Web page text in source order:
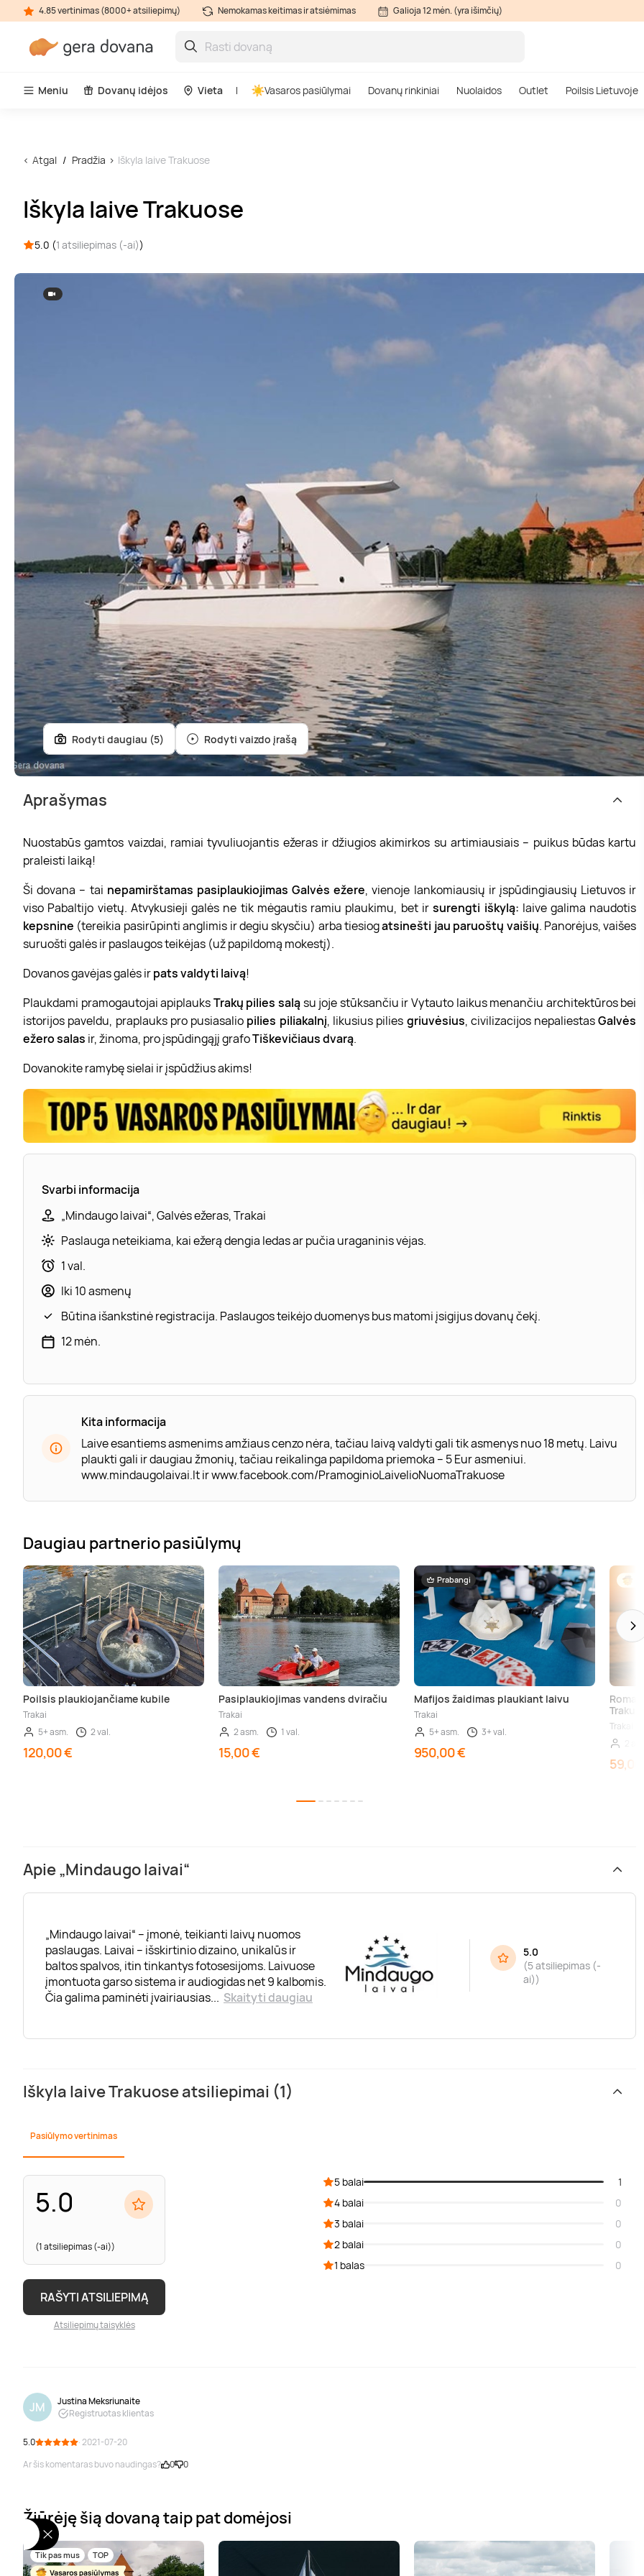
4.85 vertinimas (8000+ atsiliepimų) Nemokamas keitimas ir atsiėmimas Galioja 12 mėn. (yra išimčių)
Meniu Dovanų idėjos Vieta Vasaros pasiūlymai Dovanų rinkiniai Nuolaidos Outlet Poilsis Lietuvoje
Atgal Pradžia Iškyla laive Trakuose
Iškyla laive Trakuose
5.0 (1 atsiliepimas (-ai))
Rodyti daugiau (5) Rodyti vaizdo įrašą
Aprašymas
Nuostabūs gamtos vaizdai, ramiai tyvuliuojantis ežeras ir džiugios akimirkos su artimiausiais – puikus būdas kartu
praleisti laiką!
Ši dovana – tai nepamirštamas pasiplaukiojimas Galvės ežere, vienoje lankomiausių ir įspūdingiausių Lietuvos ir
viso Pabaltijo vietų. Atvykusieji galės ne tik mėgautis ramiu plaukimu, bet irsurengti iškylą: laive galima naudotis
kepsnine (tereikia pasirūpinti anglimis ir degiu skysčiu) arba tiesiogatsinešti jau paruoštų vaišių. Panorėjus, vaišes
suruošti galės ir paslaugos teikėjas (už papildomą mokestį).
Dovanos gavėjas galės irpats valdyti laivą!
Plaukdami pramogautojai apiplauksTrakų pilies saląsu joje stūksančiu ir Vytauto laikus menančiu architektūros bei
istorijos paveldu, praplauks pro pusiasalio pilies piliakalnį, likusius pilies griuvėsius, civilizacijos nepaliestasGalvės
ežero salas ir, žinoma, pro įspūdingąjį grafoTiškevičiaus dvarą.
Dovanokite ramybę sielai ir įspūdžius akims!
Svarbi informacija
„Mindaugo laivai“, Galvės ežeras, Trakai
Paslauga neteikiama, kai ežerą dengia ledas ar pučia uraganinis vėjas.
1 val.
Iki 10 asmenų
Būtina išankstinė registracija. Paslaugos teikėjo duomenys bus matomi įsigijus dovanų čekį.
12 mėn.
Kita informacija
Laive esantiems asmenims amžiaus cenzo nėra, tačiau laivą valdyti gali tik asmenys nuo 18 metų. Laivu
plaukti gali ir daugiau žmonių, tačiau reikalinga papildoma priemoka – 5 Eur asmeniui.
www.mindaugolaivai.lt ir www.facebook.com/PramoginioLaivelioNuomaTrakuose
Daugiau partnerio pasiūlymų
Poilsis plaukiojančiame kubile
Trakai
5+ asm.
2 val.
120,00 €
Pasiplaukiojimas vandens dviračiu
Trakai
2 asm.
1 val.
15,00 €
Prabangi
Mafijos žaidimas plaukiant laivu
Trakai
5+ asm.
3+ val.
950,00 €
Trakai
59,00 €
Apie „Mindaugo laivai“
„Mindaugo laivai“ – įmonė, teikianti laivų nuomos
paslaugas. Laivai – išskirtinio dizaino, unikalūs ir
baltos spalvos, itin tinkantys fotosesijoms. Laivuose
įmontuota garso sistema ir audiogidas net 9 kalbomis.
Čia galima paminėti įvairiausias... Skaityti daugiau
5.0
(5 atsiliepimas (-
ai))
Iškyla laive Trakuose atsiliepimai (1)
Pasiūlymo vertinimas
5.0
(1 atsiliepimas (-ai))
RAŠYTI ATSILIEPIMĄ
Atsiliepimų taisyklės
5 balai
1
4 balai
0
3 balai
0
2 balai
0
1 balas
0
JM
Justina Meksriunaite
Registruotas klientas
5.0
· 2021-07-20
Ar šis komentaras buvo naudingas?
0 0
Žiūrėję šią dovaną taip pat domėjosi
Tik pas mus TOP